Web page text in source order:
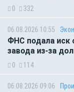
0 332
06.08.2026 10:55
ФНС подала иск
завода из-за
0 114
06.08.2026 09:06